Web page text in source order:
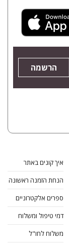
הרשמה
איך קונים באתר
הנחת הזמנה ראשונה
ספרים אלקטרוניים
דמי טיפול ומשלוח
משלוח לחו"ל